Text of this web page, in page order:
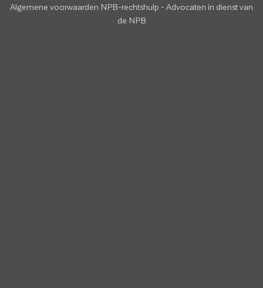
Algemene voorwaarden NPB-rechtshulp - Advocaten in dienst van
de NPB